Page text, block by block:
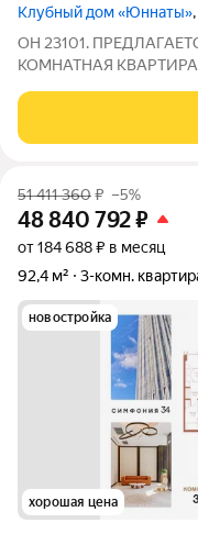
Клубный дом «Юннаты»
ОН 23101.
КОМНАТНАЯ
бизнес-класса,
Это предложение,
51 411 360₽ –5%
48 840 792₽
от 184 688 ₽ в месяц
92,4 м²
3-комн.
новостройка
хорошая цена